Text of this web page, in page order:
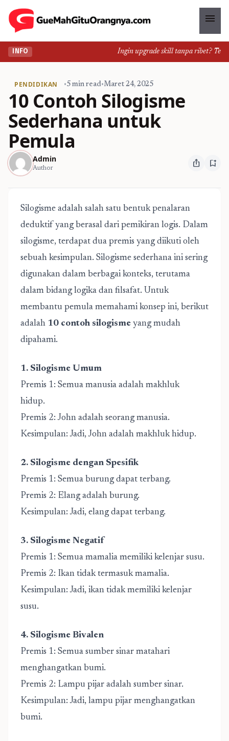
menu
INFO Ingin upgrade skill tanpa ribet?
PENDIDIKAN •5 min read•Maret 24, 2025
10 Contoh Silogisme
Sederhana untuk
Pemula
Admin
Author ios_share bookmark_add
Silogisme adalah salah satu bentuk penalaran
deduktif yang berasal dari pemikiran logis. Dalam
silogisme, terdapat dua premis yang diikuti oleh
sebuah kesimpulan. Silogisme sederhana ini sering
digunakan dalam berbagai konteks, terutama
dalam bidang logika dan filsafat. Untuk
membantu pemula memahami konsep ini, berikut
adalah 10 contoh silogisme yang mudah
dipahami.
1. Silogisme Umum
Premis 1: Semua manusia adalah makhluk
hidup.
Premis 2: John adalah seorang manusia.
Kesimpulan: Jadi, John adalah makhluk hidup.
2. Silogisme dengan Spesifik
Premis 1: Semua burung dapat terbang.
Premis 2: Elang adalah burung.
Kesimpulan: Jadi, elang dapat terbang.
3. Silogisme Negatif
Premis 1: Semua mamalia memiliki kelenjar susu.
Premis 2: Ikan tidak termasuk mamalia.
Kesimpulan: Jadi, ikan tidak memiliki kelenjar
susu.
4. Silogisme Bivalen
Premis 1: Semua sumber sinar matahari
menghangatkan bumi.
Premis 2: Lampu pijar adalah sumber sinar.
Kesimpulan: Jadi, lampu pijar menghangatkan
bumi.